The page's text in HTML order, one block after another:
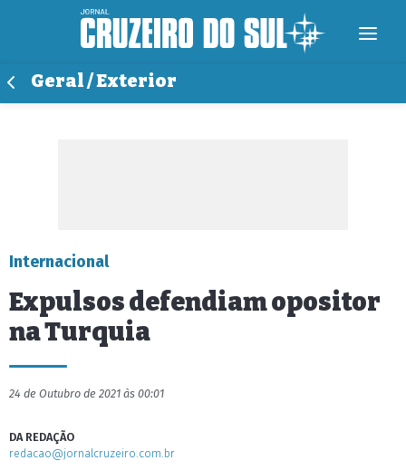
Geral / Exterior
Internacional
Expulsos defendiam opositor
na Turquia
24 de Outubro de 2021 às 00:01
DA REDAÇÃO
redacao@jornalcruzeiro.com.br